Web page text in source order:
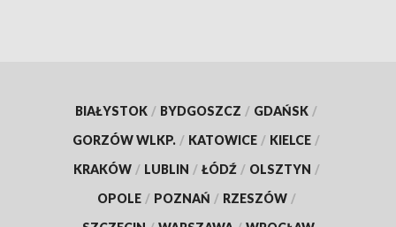
BIAŁYSTOK / BYDGOSZCZ / GDAŃSK /
GORZÓW WLKP. / KATOWICE / KIELCE /
KRAKÓW / LUBLIN / ŁÓDŹ / OLSZTYN /
OPOLE / POZNAŃ / RZESZÓW /